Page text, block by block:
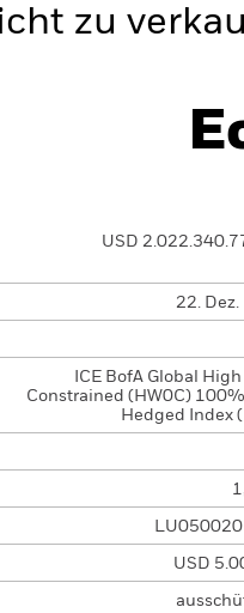
zu
USD
22.
ICE BofA Global
Constrained (HW0C)
Hedged Index
USD